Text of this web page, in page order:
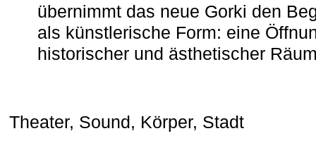
übernimmt das neue Gorki den
als künstlerische Form: eine
historischer und ästhetischer
Theater, Sound, Körper, Stadt